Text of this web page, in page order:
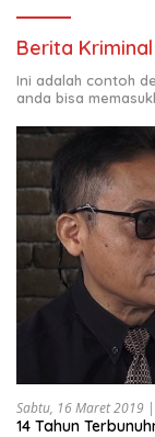
Berita Kriminal
Ini adalah contoh
anda bisa
Sabtu, 16 Maret 2019
14 Tahun